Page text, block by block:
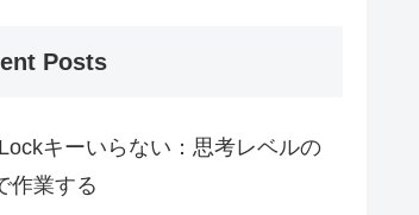
Posts
キーいらない：思考レベルの
作業する